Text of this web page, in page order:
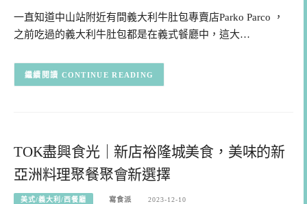
一直知道中山站附近有間義大利牛肚包專賣店Parko Parco ，
之前吃過的義大利牛肚包都是在義式餐廳中，這大…
CONTINUE READING
TOK盡興食光｜新店裕隆城美食，美味的新
亞洲料理聚餐聚會新選擇
美式/義大利/西餐廳 寫食派 2023-12-10